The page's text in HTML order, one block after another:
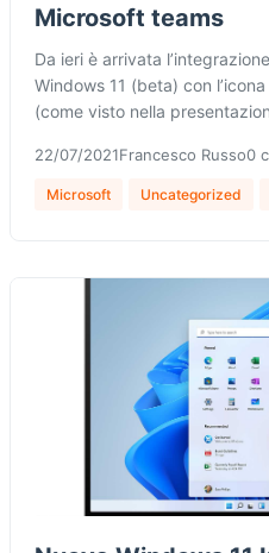
Microsoft teams
Da ieri è arrivata
Windows 11 (beta) con
(come visto nella
22/07/2021Francesco Russo0
Microsoft Uncategorized